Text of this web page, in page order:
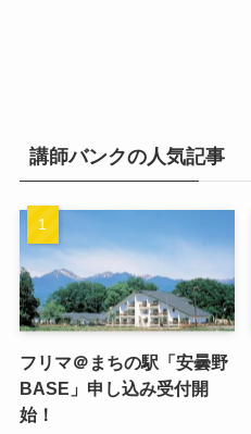
講師バンクの人気記事
フリマ＠まちの駅「安曇野
BASE」申し込み受付開
始！